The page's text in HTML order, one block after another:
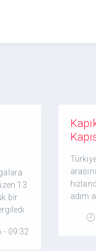
13
bir
- 09:32
adım